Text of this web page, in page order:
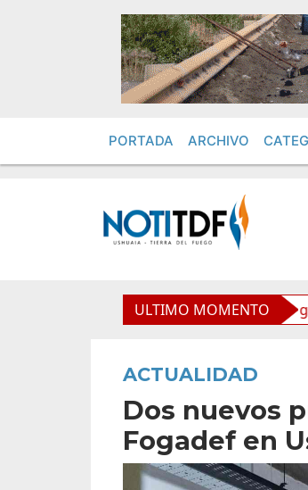
PORTADA ARCHIVO
ULTIMO MOMENTO
Ideas de los jóvenes llegan a la gestión
ACTUALIDAD
Dos nuevos
Fogadef en